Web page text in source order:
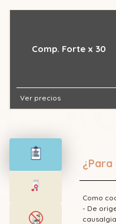
Comp. Forte x 30
Ver precios
¿Para
Como
- De